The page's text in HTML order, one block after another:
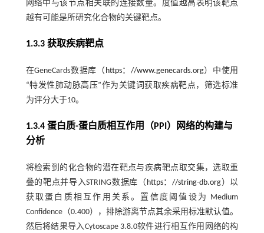
网络中与该节点相关联的连接数量。度值越高表明该靶点
越有可能是所研究化合物的关键靶点。
1.3.3 获取疾病靶点
在GeneCards数据库（ https：//www.genecards.org）中使用
“特发性肺动脉高压”作为关键词获取疾病靶点，筛选标准
为评分大于10。
1.3.4 蛋白质-蛋白质相互作用（PPI）网络的构建与
分析
将检索到的化合物的潜在靶点与疾病靶点取交集，选取重
叠的靶点并导入STRING数据库（ https：//string-db.org）以
获取蛋白质相互作用关系。置信度阈值设为 Medium
Confidence（0.400），排除游离节点其余采用标准默认值。
然后将结果导入Cytoscape 3.8.0软件进行相互作用网络的构